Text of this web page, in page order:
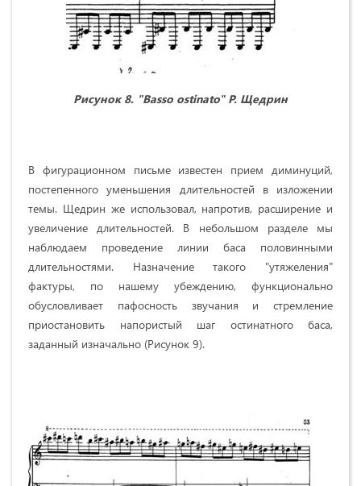
Рисунок 8. "Basso ostinato" Р. Щедрин
В фигурационном письме известен прием диминуций,
постепенного уменьшения длительностей в изложении
темы. Щедрин же использовал, напротив, расширение и
увеличение длительностей. В небольшом разделе мы
наблюдаем проведение линии баса половинными
длительностями. Назначение такого "утяжеления"
фактуры, по нашему убеждению, функционально
обусловливает пафосность звучания и стремление
приостановить напористый шаг остинатного баса,
заданный изначально (Рисунок 9).